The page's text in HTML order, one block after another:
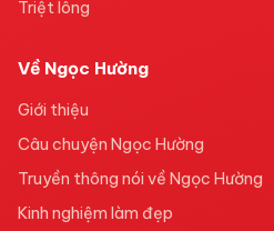
Triệt lông
Về Ngọc Hường
Giới thiệu
Câu chuyện Ngọc Hường
Truyền thông nói về Ngọc Hường
Kinh nghiệm làm đẹp